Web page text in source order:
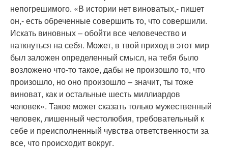
непогрешимого. «В истории нет виноватых,- пишет
он,- есть обреченные совершить то, что совершили.
Искать виновных – обойти все человечество и
наткнуться на себя. Может, в твой приход в этот мир
был заложен определенный смысл, на тебя было
возложено что-то такое, дабы не произошло то, что
произошло, но оно произошло – значит, ты тоже
виноват, как и остальные шесть миллиардов
человек». Такое может сказать только мужественный
человек, лишенный честолюбия, требовательный к
себе и преисполненный чувства ответственности за
все, что происходит вокруг.